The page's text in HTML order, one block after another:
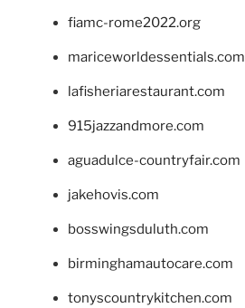
fiamc-rome2022.org
mariceworldessentials.com
lafisheriarestaurant.com
915jazzandmore.com
aguadulce-countryfair.com
jakehovis.com
bosswingsduluth.com
birminghamautocare.com
tonyscountrykitchen.com